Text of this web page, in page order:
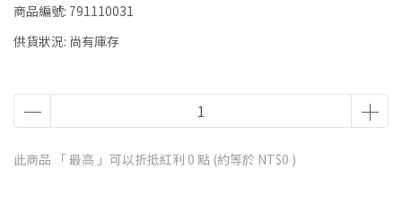
商品編號: 791110031
供貨狀況: 尚有庫存
此商品 「 最高 」可以折抵紅利 0 點 (約等於 NT$0 )